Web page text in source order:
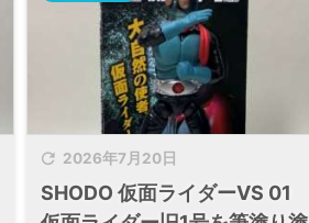
 2026年7月20日
SHODO 仮面ライダーVS 01